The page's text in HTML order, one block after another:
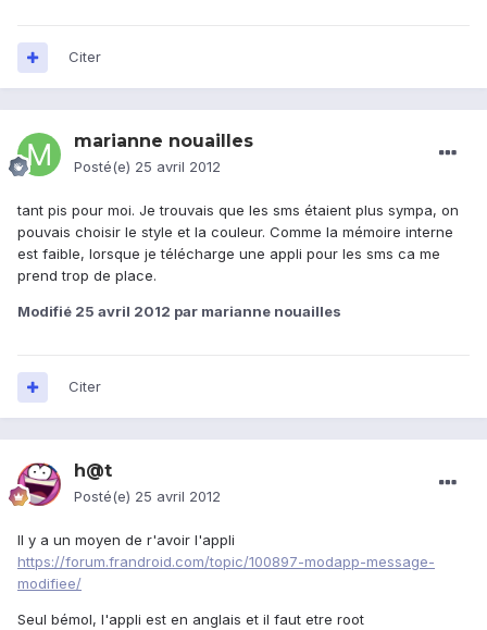
Citer
marianne nouailles
Posté(e) 25 avril 2012
tant pis pour moi. Je trouvais que les sms étaient plus sympa, on
pouvais choisir le style et la couleur. Comme la mémoire interne
est faible, lorsque je télécharge une appli pour les sms ca me
prend trop de place.
Modifié 25 avril 2012 par marianne nouailles
Citer
h@t
Posté(e) 25 avril 2012
Il y a un moyen de r'avoir l'appli
https://forum.frandroid.com/topic/100897-modapp-message-
modifiee/
Seul bémol, l'appli est en anglais et il faut etre root